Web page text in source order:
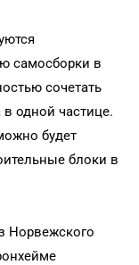
самосборки в
сочетать
одной частице.
будет
блоки в
Норвежского